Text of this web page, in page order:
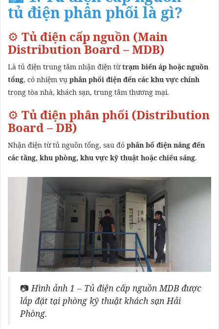
tủ điện phân phối là gì?
⚙️ Tủ điện cấp nguồn (Main
Distribution Board – MDB)
Là tủ điện trung tâm nhận điện từtrạm biến áp hoặc nguồn
tổng, có nhiệm vụ phân phối điện đến các khu vực chính
trong tòa nhà, khách sạn, trung tâm thương mại.
⚙️ Tủ điện phân phối (Distribution
Board – DB)
Nhận điện từ tủ nguồn tổng, sau đó phân bổ điện năng đến
các tầng, khu phòng, khu vực kỹ thuật hoặc chiếu sáng.
📷Hình ảnh 1 – Tủ điện cấp nguồn MDB được
lắp đặt tại phòng kỹ thuật khách sạn Hải
Phòng.